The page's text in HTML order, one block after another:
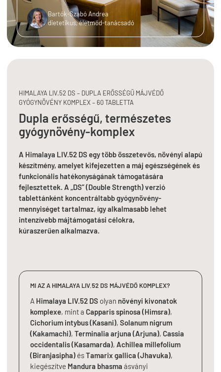
Bartók-Szabó Andrea
dietetikus, életmód-tanácsadó
HIMALAYA LIV.52 DS – DUPLA ERŐSSÉGŰ MÁJVÉDŐ
GYÓGYNÖVÉNY KOMPLEX – 60 TABLETTA
Dupla erősségű, természetes
gyógynövény-komplex
A Himalaya LIV.52 DS egy több összetevős, növényi alapú
készítmény, amelyet kifejezetten a máj egészségének és
funkcionális hatékonyságának támogatására
fejlesztettek. A „DS” (Double Strength) verzió
tablettánként koncentráltabb gyógynövény-
mennyiséget tartalmaz, így alkalmasabb lehet
intenzívebb májtámogatási célokra,
kúraszerűen alkalmazva.
MI AZ A HIMALAYA LIV.52 DS MÁJVÉDŐ KOMPLEX?
A Himalaya LIV.52 DS olyan növényi kivonatok
komplexe, mint a Capparis spinosa (Himsra),
Cichorium intybus (Kasani), Solanum nigrum
(Kakamachi), Terminalia arjuna (Arjuna), Cassia
occidentalis (Kasamarda), Achillea millefolium
(Biranjasipha) ésTamarix gallica (Jhavuka),
kiegészítve Mandura bhasma ásványi